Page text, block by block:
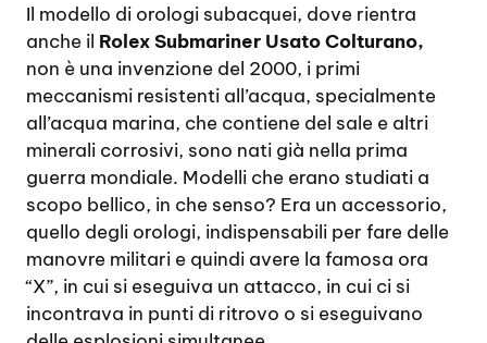
Il modello di orologi subacquei, dove rientra
anche il Rolex Submariner Usato Colturano,
non è una invenzione del 2000, i primi
meccanismi resistenti all’acqua, specialmente
all’acqua marina, che contiene del sale e altri
minerali corrosivi, sono nati già nella prima
guerra mondiale. Modelli che erano studiati a
scopo bellico, in che senso? Era un accessorio,
quello degli orologi, indispensabili per fare delle
manovre militari e quindi avere la famosa ora
“X”, in cui si eseguiva un attacco, in cui ci si
incontrava in punti di ritrovo o si eseguivano